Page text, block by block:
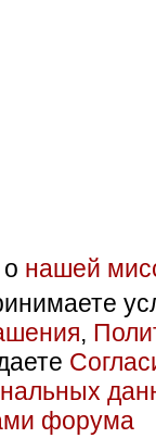
нашей
,
форума